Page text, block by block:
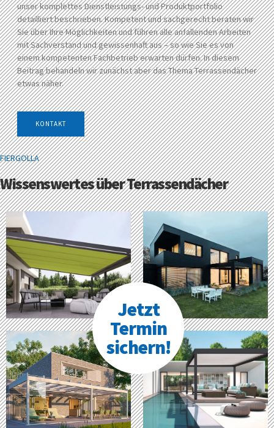
FIERGOLLA
Wissenswertes über Terrassendächer
Jetzt
Termin
sichern!
unser komplettes Dienstleistungs- und Produktportfolio
detailliert beschrieben. Kompetent und sachgerecht beraten wir
Sie über Ihre Möglichkeiten und führen alle anfallenden Arbeiten
mit Sachverstand und gewissenhaft aus – so wie Sie es von
einem kompetenten Fachbetrieb erwarten dürfen. In diesem
Beitrag behandeln wir zunächst aber das Thema Terrassendächer
etwas näher.
KONTAKT